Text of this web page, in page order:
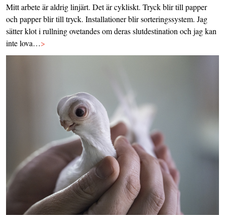
Mitt arbete är aldrig linjärt. Det är cykliskt. Tryck blir till papper
och papper blir till tryck. Installationer blir sorteringssystem. Jag
sätter klot i rullning ovetandes om deras slutdestination och jag kan
inte lova…>